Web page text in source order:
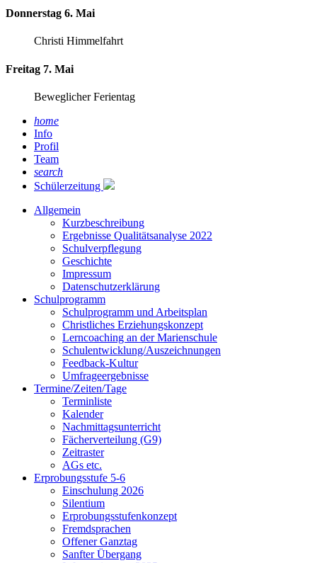
Donnerstag 6. Mai
Christi Himmelfahrt
Freitag 7. Mai
Beweglicher Ferientag
home
Info
Profil
Team
search
Schülerzeitung
Allgemein
Kurzbeschreibung
Ergebnisse Qualitätsanalyse 2022
Schulverpflegung
Geschichte
Impressum
Datenschutzerklärung
Schulprogramm
Schulprogramm und Arbeitsplan
Christliches Erziehungskonzept
Lerncoaching an der Marienschule
Schulentwicklung/Auszeichnungen
Feedback-Kultur
Umfrageergebnisse
Termine/Zeiten/Tage
Terminliste
Kalender
Nachmittagsunterricht
Fächerverteilung (G9)
Zeitraster
AGs etc.
Erprobungsstufe 5-6
Einschulung 2026
Silentium
Erprobungsstufenkonzept
Fremdsprachen
Offener Ganztag
Sanfter Übergang